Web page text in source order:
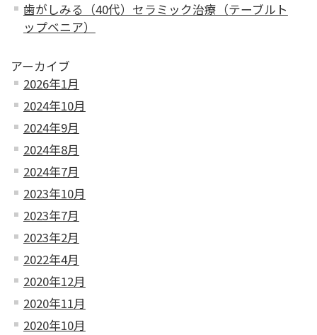
歯がしみる（40代）セラミック治療（テーブルト
ップベニア）
アーカイブ
2026年1月
2024年10月
2024年9月
2024年8月
2024年7月
2023年10月
2023年7月
2023年2月
2022年4月
2020年12月
2020年11月
2020年10月